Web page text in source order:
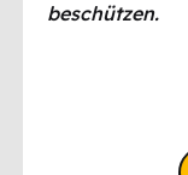
beschützen.